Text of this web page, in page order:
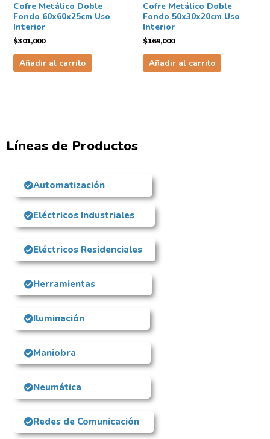
Cofre Metálico Doble
Fondo 60x60x25cm Uso
Interior
$301,000
Añadir al carrito
Cofre Metálico Doble
Fondo 50x30x20cm Uso
Interior
$169,000
Añadir al carrito
Líneas de Productos
Automatización
Eléctricos Industriales
Eléctricos Residenciales
Herramientas
Iluminación
Maniobra
Neumática
Redes de Comunicación